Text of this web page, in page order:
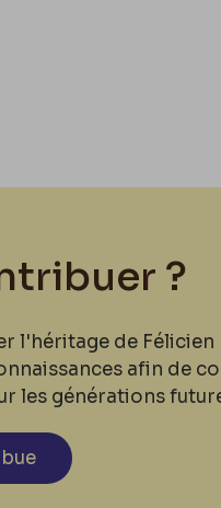
?
l'héritage de Félicien
afin de
les générations